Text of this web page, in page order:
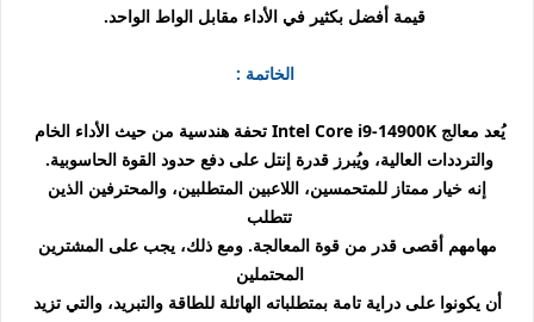
قيمة أفضل بكثير في الأداء مقابل الواط الواحد.
الخاتمة :
يُعد معالج Intel Core i9-14900K تحفة هندسية من حيث الأداء الخام
والترددات العالية، ويُبرز قدرة إنتل على دفع حدود القوة الحاسوبية.
إنه خيار ممتاز للمتحمسين، اللاعبين المتطلبين، والمحترفين الذين
تتطلب
مهامهم أقصى قدر من قوة المعالجة. ومع ذلك، يجب على المشترين
المحتملين
أن يكونوا على دراية تامة بمتطلباته الهائلة للطاقة والتبريد، والتي تزيد